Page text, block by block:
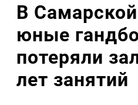
В
юные
потеряли
лет занятий